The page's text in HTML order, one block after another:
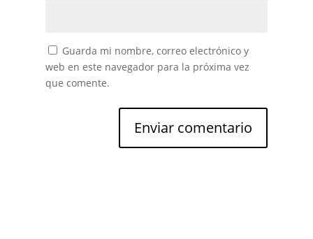
Guarda mi nombre, correo electrónico y
web en este navegador para la próxima vez
que comente.